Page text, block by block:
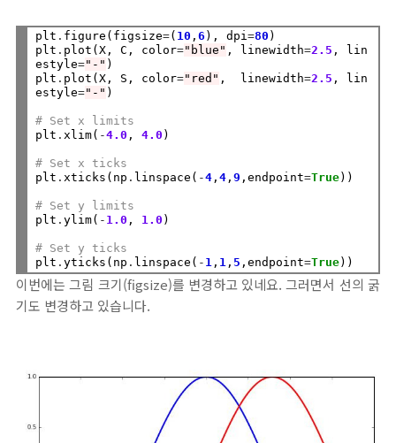
plt . figure(figsize=( 10 ,6 ), dpi=80 )
plt . plot(X, C, color="blue" , linewidth=2.5 , lin
estyle="-" )
plt . plot(X, S, color="red" ,  linewidth=2.5 , lin
estyle="-" )
# Set x limits
plt .xlim( -4.0 , 4.0 )
# Set x ticks
plt .xticks(np . linspace( -4 ,4 ,9 ,endpoint=True))
# Set y limits
plt .ylim( - 1.0 , 1.0 )
# Set y ticks
plt .yticks(np . linspace( - 1 , 1 , 5 ,endpoint=True
이번에는 그림 크기(figsize)를 변경하고 있네요. 그러면서 선의 굵
기도 변경하고 있습니다.